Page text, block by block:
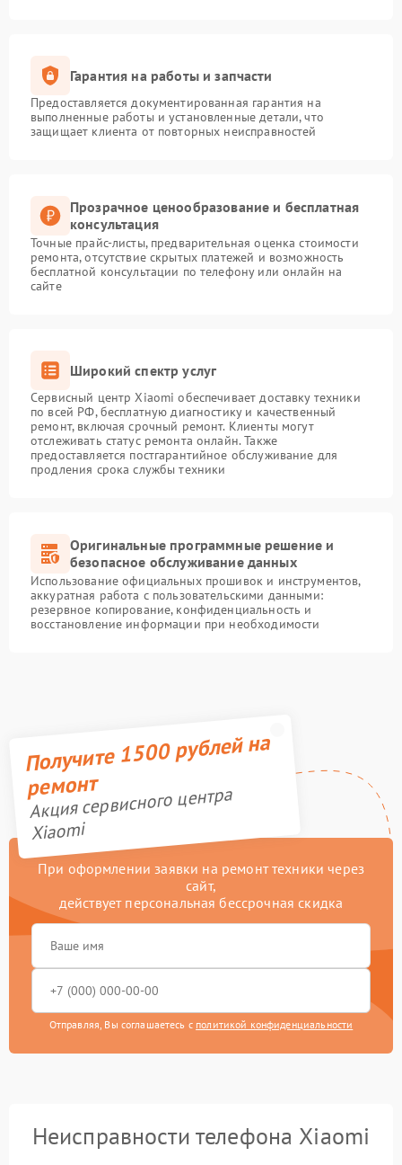
Гарантия на работы и запчасти
Предоставляется документированная гарантия на
выполненные работы и установленные детали, что
защищает клиента от повторных неисправностей
Прозрачное ценообразование и бесплатная
консультация
Точные прайс-листы, предварительная оценка стоимости
ремонта, отсутствие скрытых платежей и возможность
бесплатной консультации по телефону или онлайн на
сайте
Широкий спектр услуг
Сервисный центр Xiaomi обеспечивает доставку техники
по всей РФ, бесплатную диагностику и качественный
ремонт, включая срочный ремонт. Клиенты могут
отслеживать статус ремонта онлайн. Также
предоставляется постгарантийное обслуживание для
продления срока службы техники
Оригинальные программные решение и
безопасное обслуживание данных
Использование официальных прошивок и инструментов,
аккуратная работа с пользовательскими данными:
резервное копирование, конфиденциальность и
восстановление информации при необходимости
Получите 1500 рублей на
ремонт
Акция сервисного центра
Xiaomi
При оформлении заявки на ремонт техники через
сайт,
действует персональная бессрочная скидка
Отправляя, Вы соглашаетесь с политикой конфиденциальности
Неисправности телефона Xiaomi